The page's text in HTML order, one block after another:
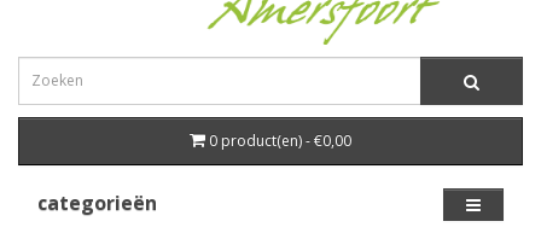
0 product(en) - €0,00
categorieën